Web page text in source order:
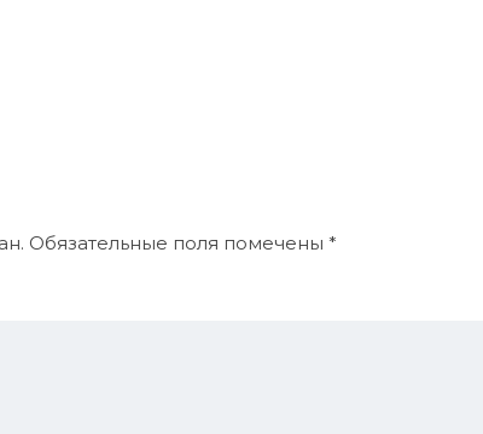
Обязательные поля помечены *